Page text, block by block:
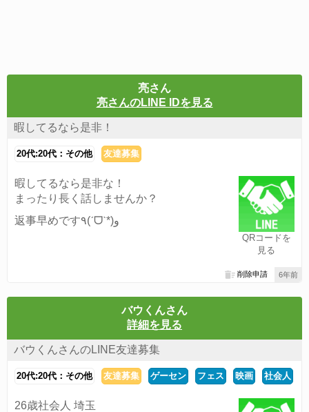
亮さん
亮さんのLINE IDを見る
暇してるなら是非！
20代:20代：その他 友達募集
QRコードを
見る
暇してるなら是非な！
まったり長く話しませんか？
返事早めです٩(ˊᗜˋ*)و
6年前
削除申請
バウくんさん
詳細を見る
バウくんさんのLINE友達募集
20代:20代：その他 友達募集 ゲーセン フェス 映画 社会人
26歳社会人 埼玉